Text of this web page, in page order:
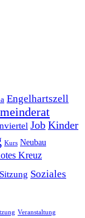
Engelhartszell
Job Kinder
Kurs Neubau
Kreuz
Sitzung Soziales
Veranstaltung